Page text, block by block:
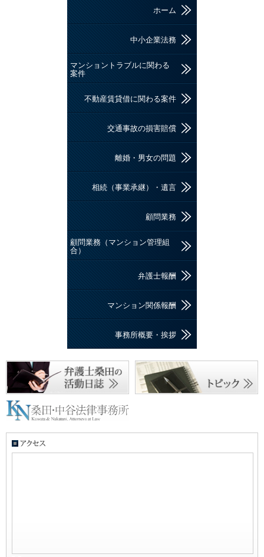
ホーム
中小企業法務
マンショントラブルに関わる
案件
不動産賃貸借に関わる案件
交通事故の損害賠償
離婚・男女の問題
相続（事業承継）・遺言
顧問業務
顧問業務（マンション管理組
合）
弁護士報酬
マンション関係報酬
事務所概要・挨拶